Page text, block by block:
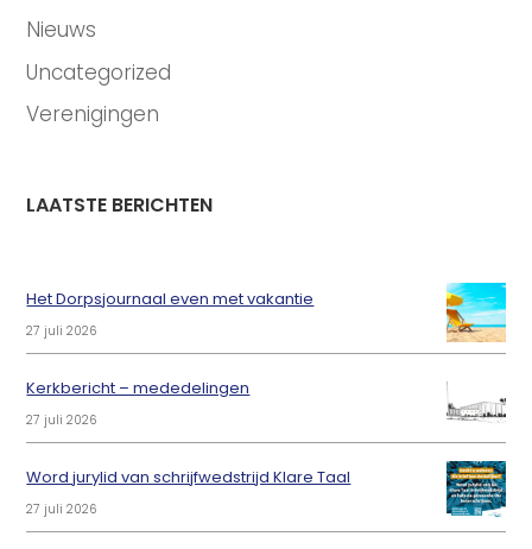
Nieuws
Uncategorized
Verenigingen
LAATSTE BERICHTEN
Het Dorpsjournaal even met vakantie
27 juli 2026
Kerkbericht – mededelingen
27 juli 2026
Word jurylid van schrijfwedstrijd Klare Taal
27 juli 2026